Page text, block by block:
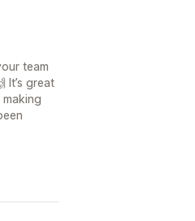
team
It’s great